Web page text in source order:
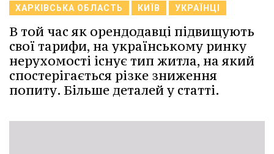
ХАРКІВСЬКА ОБЛАСТЬ КИЇВ УКРАЇНЦІ
В той час як орендодавці підвищують
свої тарифи, на українському ринку
нерухомості існує тип житла, на який
спостерігається різке зниження
попиту. Більше деталей у статті.